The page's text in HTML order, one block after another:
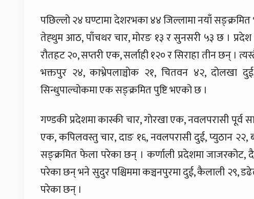
पछिल्लो २४ घण्टामा देशरभका ४४ जिल्लामा नयाँ
तेह्थुम आठ, पाँचथर चार, मोरङ १३ र सुनसरी ५३ छ । प्रदेश २
रौतहट २०, सप्तरी एक, सर्लाही १२० र सिराहा तीन छन् ।
भक्तपुर २४, काभ्रेपलाञ्चोक २१, चितवन ४२, दोलखा
सिन्धुपाल्चोकमा एक सङ्क्रमित पुष्टि भएको छ ।
गण्डकी प्रदेशमा कास्की चार, गोरखा एक, नवलपरासी पूर्व
एक, कपिलवस्तु चार, दाङ १६, नवलपरासी दुई, प्युठान २२,
सङ्क्रमित फेला परेका छन् । कर्णाली प्रदेशमा
परेका छन् भने सुदुर पश्चिममा कञ्चनपुरमा दुई, कैलाली २९,
परेका छन् ।